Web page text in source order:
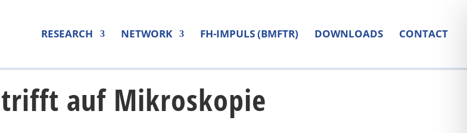
RESEARCH NETWORK FH-IMPULS (BMFTR) DOWNLOADS CONTACT
auf Mikroskopie